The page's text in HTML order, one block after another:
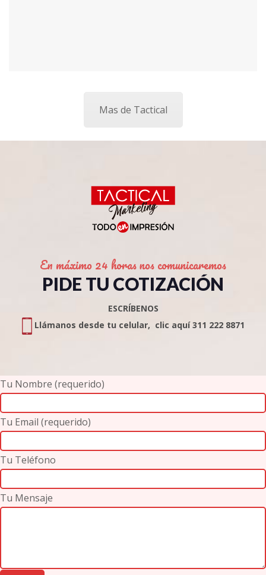
Mas de Tactical
En máximo 24 horas nos comunicaremos
PIDE TU COTIZACIÓN
ESCRÍBENOS
Llámanos desde tu celular, clic aquí 311 222 8871
Tu Nombre (requerido)
Tu Email (requerido)
Tu Teléfono
Tu Mensaje